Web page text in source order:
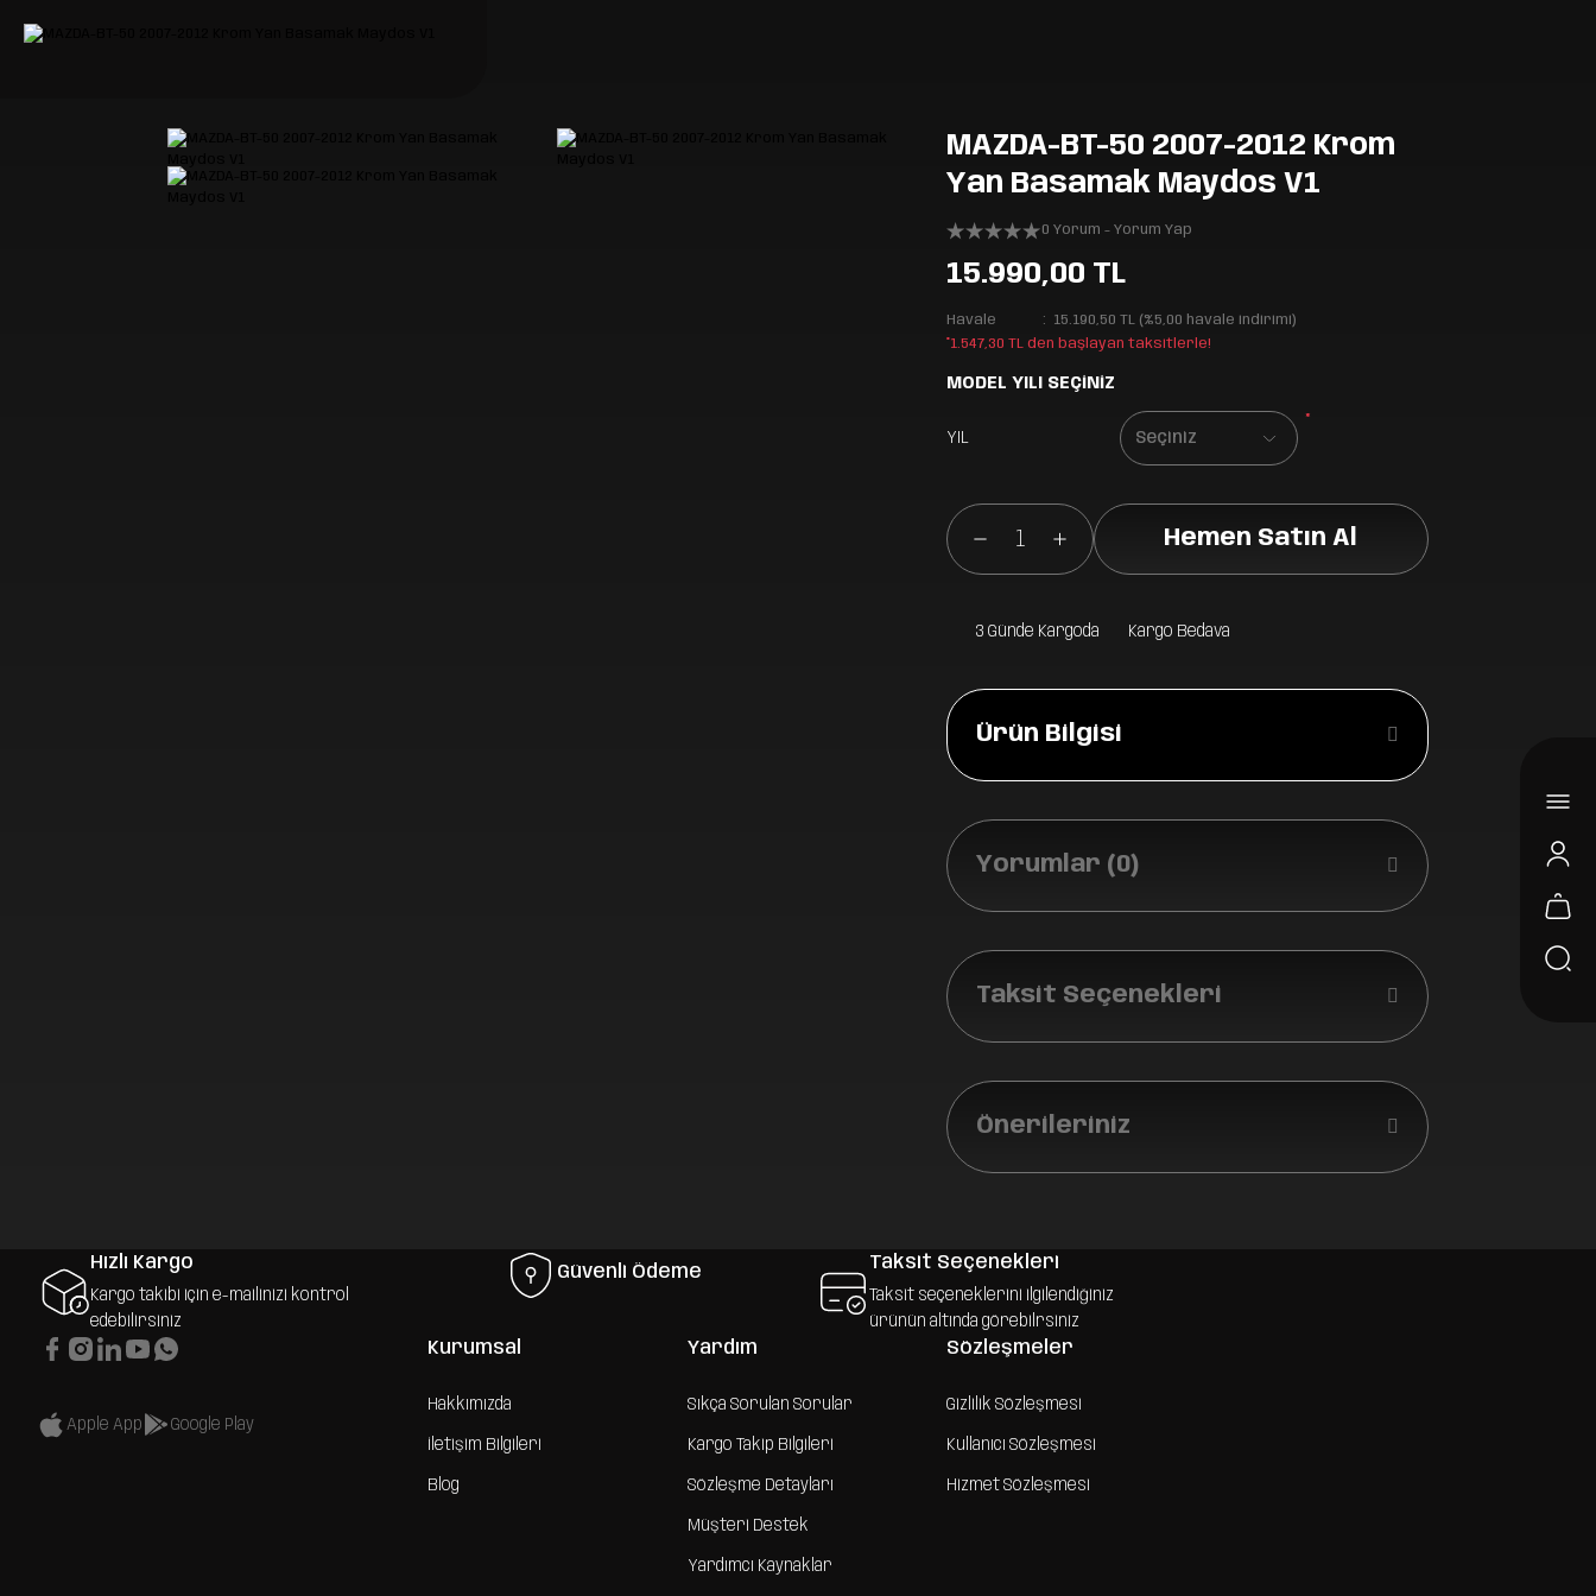
MAZDA-BT-50 2007-2012 Krom
Yan Basamak Maydos V1
0 Yorum - Yorum Yap
15.990,00 TL
Havale
15.190,50 TL (%5,00 havale indirimi)
*1.547,30 TL den başlayan taksitlerle!
MODEL YILI SEÇİNİZ
YIL
Hemen Satın Al
3 Günde Kargoda Kargo Bedava
Ürün Bilgisi
Yorumlar (0)
Taksit Seçenekleri
Önerileriniz
Hızlı Kargo
Kargo takibi için e-mailinizi kontrol
edebilirsiniz
Güvenli Ödeme Taksit Seçenekleri
Taksit seçeneklerini ilgilendiğiniz
ürünün altında görebilrsiniz
Apple App Google Play
Kurumsal
Hakkımızda
İletişim Bilgileri
Blog
Yardım
Sıkça Sorulan Sorular
Kargo Takip Bilgileri
Sözleşme Detayları
Müşteri Destek
Yardımcı Kaynaklar
Sözleşmeler
Gizlilik Sözleşmesi
Kullanıcı Sözleşmesi
Hizmet Sözleşmesi